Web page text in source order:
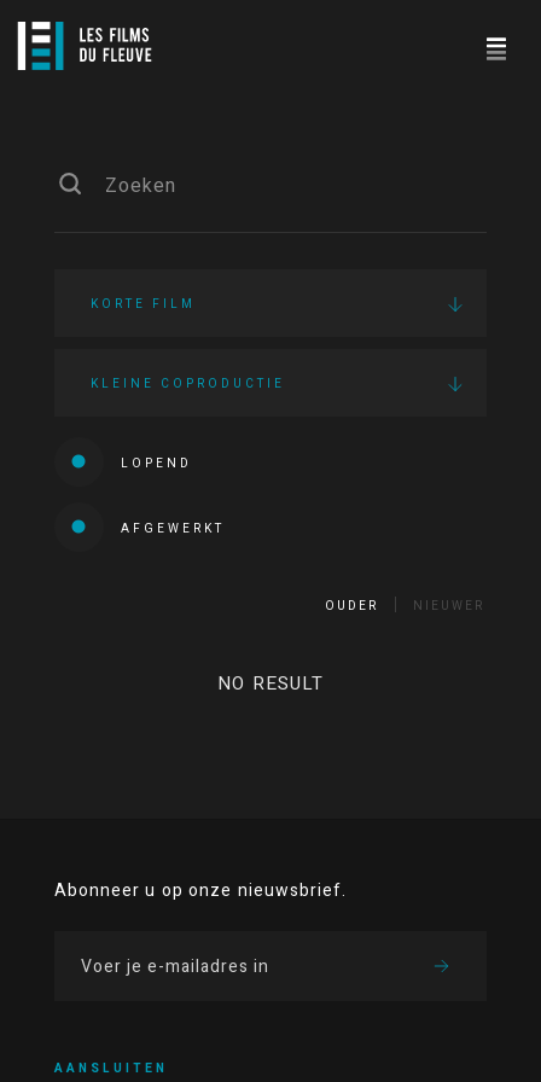
KORTE FILM
KLEINE COPRODUCTIE
LOPEND
AFGEWERKT
OUDER NIEUWER
NO RESULT
Abonneer u op onze nieuwsbrief.
AANSLUITEN